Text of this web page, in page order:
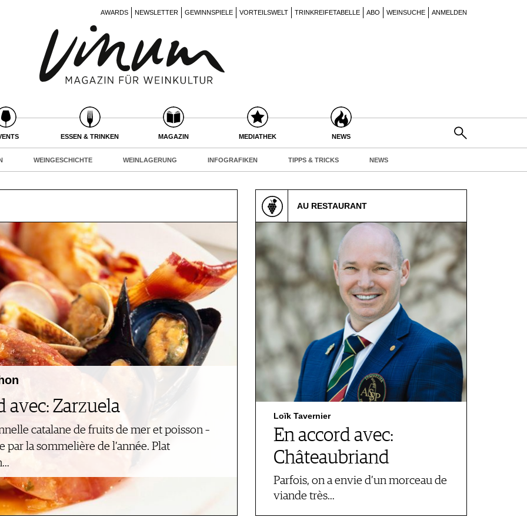
AWARDS NEWSLETTER GEWINNSPIELE VORTEILSWELT TRINKREIFETABELLE ABO WEINSUCHE ANMELDEN
ESSEN & TRINKEN MAGAZIN MEDIATHEK NEWS
WEINGESCHICHTE WEINLAGERUNG INFOGRAFIKEN TIPPS & TRICKS NEWS
avec: Zarzuela
catalane de fruits de mer et poisson –
par la sommelière de l’année. Plat
AU RESTAURANT
Loïk Tavernier
En accord avec:
Châteaubriand
Parfois, on a envie d’un morceau de
viande très…